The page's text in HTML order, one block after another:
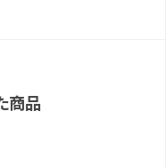
商品